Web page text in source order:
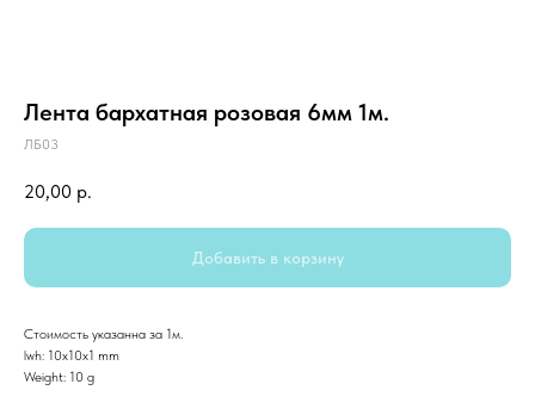
Лента бархатная розовая 6мм 1м.
ЛБ03
20,00 р.
Добавить в корзину
Стоимость указанна за 1м.
lwh: 10x10x1 mm
Weight: 10 g